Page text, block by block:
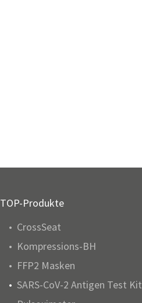
TOP-Produkte
CrossSeat
Kompressions-BH
FFP2 Masken
SARS-CoV-2 Antigen Test Kit